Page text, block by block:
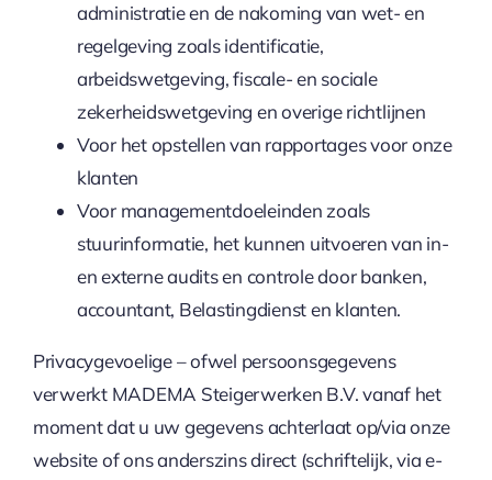
administratie en de nakoming van wet- en
regelgeving zoals identificatie,
arbeidswetgeving, fiscale- en sociale
zekerheidswetgeving en overige richtlijnen
Voor het opstellen van rapportages voor onze
klanten
Voor managementdoeleinden zoals
stuurinformatie, het kunnen uitvoeren van in-
en externe audits en controle door banken,
accountant, Belastingdienst en klanten.
Privacygevoelige – ofwel persoonsgegevens
verwerkt MADEMA Steigerwerken B.V. vanaf het
moment dat u uw gegevens achterlaat op/via onze
website of ons anderszins direct (schriftelijk, via e-